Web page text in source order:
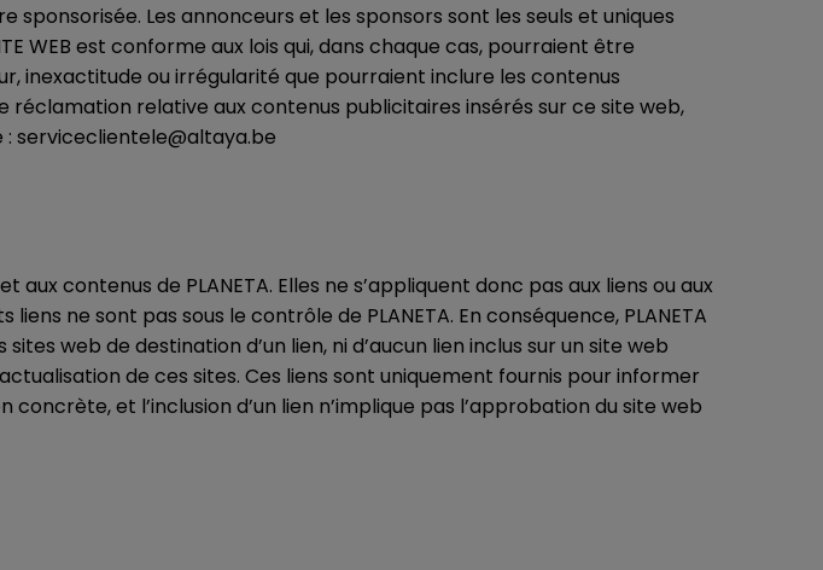
Les annonceurs et les sponsors sont les seuls et uniques
WEB est conforme aux lois qui, dans chaque cas, pourraient être
inexactitude ou irrégularité que pourraient inclure les contenus
relative aux contenus publicitaires insérés sur ce site web,
: serviceclientele@altaya.be
contenus de PLANETA. Elles ne s’appliquent donc pas aux liens ou aux
ne sont pas sous le contrôle de PLANETA. En conséquence, PLANETA
web de destination d’un lien, ni d’aucun lien inclus sur un site web
de ces sites. Ces liens sont uniquement fournis pour informer
concrète, et l’inclusion d’un lien n’implique pas l’approbation du site web